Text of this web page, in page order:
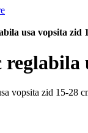
usa vopsita zid
reglabila